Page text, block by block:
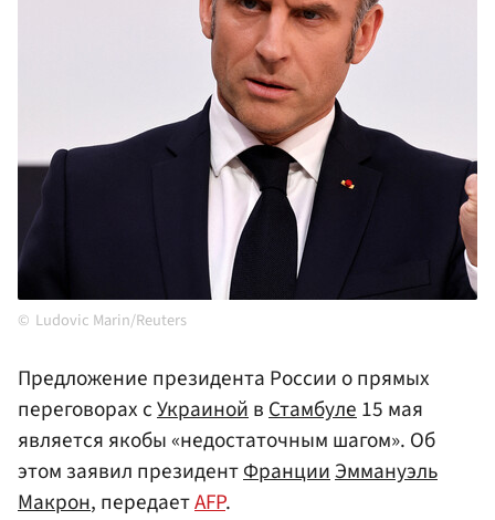
Ludovic Marin/Reuters
Предложение президента России о прямых
переговорах сУкраинойвСтамбуле15 мая
является якобы «недостаточным шагом». Об
этом заявил президентФранцииЭммануэль
Макрон, передаетAFP.